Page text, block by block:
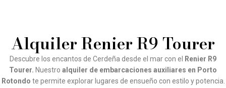
Alquiler Renier R9 Tourer
Descubre los encantos de Cerdeña desde el mar con el
Renier R9
Tourer. Nuestro alquiler de embarcaciones auxiliares en Porto
Rotondo te permite explorar lugares de ensueño con estilo y potencia.